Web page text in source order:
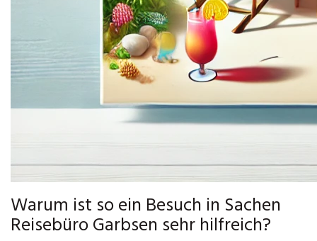
Warum ist so ein Besuch in Sachen
Reisebüro Garbsen sehr hilfreich?